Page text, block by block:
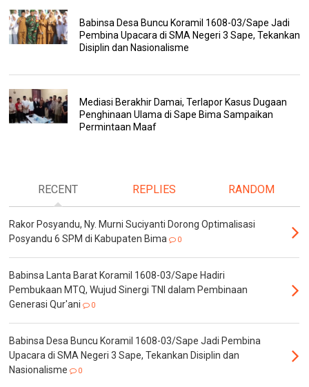
Babinsa Desa Buncu Koramil 1608-03/Sape Jadi
Pembina Upacara di SMA Negeri 3 Sape, Tekankan
Disiplin dan Nasionalisme
Mediasi Berakhir Damai, Terlapor Kasus Dugaan
Penghinaan Ulama di Sape Bima Sampaikan
Permintaan Maaf
RECENT REPLIES RANDOM
Rakor Posyandu, Ny. Murni Suciyanti Dorong Optimalisasi
Posyandu 6 SPM di Kabupaten Bima
0
Babinsa Lanta Barat Koramil 1608-03/Sape Hadiri
Pembukaan MTQ, Wujud Sinergi TNI dalam Pembinaan
Generasi Qur'ani
0
Babinsa Desa Buncu Koramil 1608-03/Sape Jadi Pembina
Upacara di SMA Negeri 3 Sape, Tekankan Disiplin dan
Nasionalisme
0